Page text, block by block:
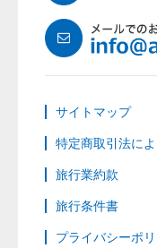
サイトマップ
特定商取引法に
旅行業約款
旅行条件書
プライバシーポ